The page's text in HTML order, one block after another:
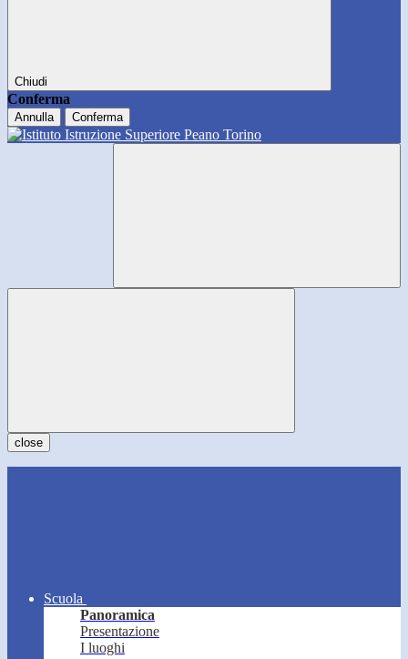
Chiudi
Conferma
Annulla Conferma
close
Scuola
Panoramica
Presentazione
I luoghi